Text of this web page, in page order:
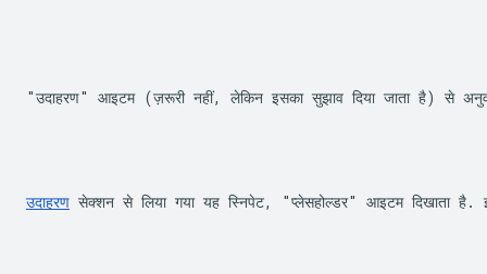
"उदाहरण" आइटम (ज़रूरी नहीं, लेकिन इसका सुझाव दिया जाता है) से
उदाहरण सेक्शन से लिया गया यह स्निपेट, "प्लेसहोल्डर" आइटम